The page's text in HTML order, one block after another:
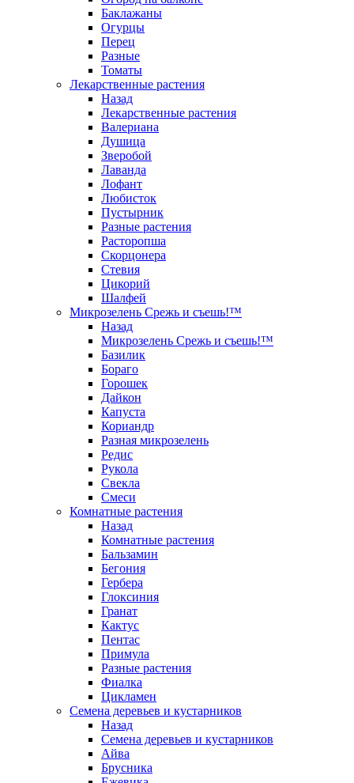
Баклажаны
Огурцы
Перец
Разные
Томаты
Лекарственные растения
Назад
Лекарственные растения
Валериана
Душица
Зверобой
Лаванда
Лофант
Любисток
Пустырник
Разные растения
Расторопша
Скорцонера
Стевия
Цикорий
Шалфей
Микрозелень Срежь и съешь!™
Назад
Микрозелень Срежь и съешь!™
Базилик
Бораго
Горошек
Дайкон
Капуста
Кориандр
Разная микрозелень
Редис
Рукола
Свекла
Смеси
Комнатные растения
Назад
Комнатные растения
Бальзамин
Бегония
Гербера
Глоксиния
Гранат
Кактус
Пентас
Примула
Разные растения
Фиалка
Цикламен
Семена деревьев и кустарников
Назад
Семена деревьев и кустарников
Айва
Брусника